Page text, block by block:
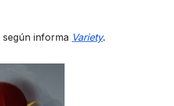
según informa Variety.